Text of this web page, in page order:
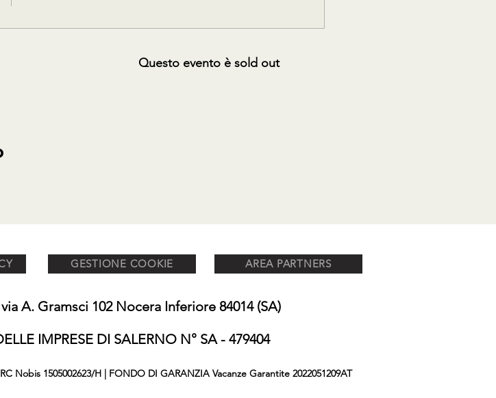
Questo evento è sold out
GESTIONE COOKIE AREA PARTNERS
A. Gramsci 102 Nocera Inferiore 84014 (SA)
IMPRESE DI SALERNO N° SA - 479404
Nobis 1505002623/H | FONDO DI GARANZIA Vacanze Garantite 2022051209AT